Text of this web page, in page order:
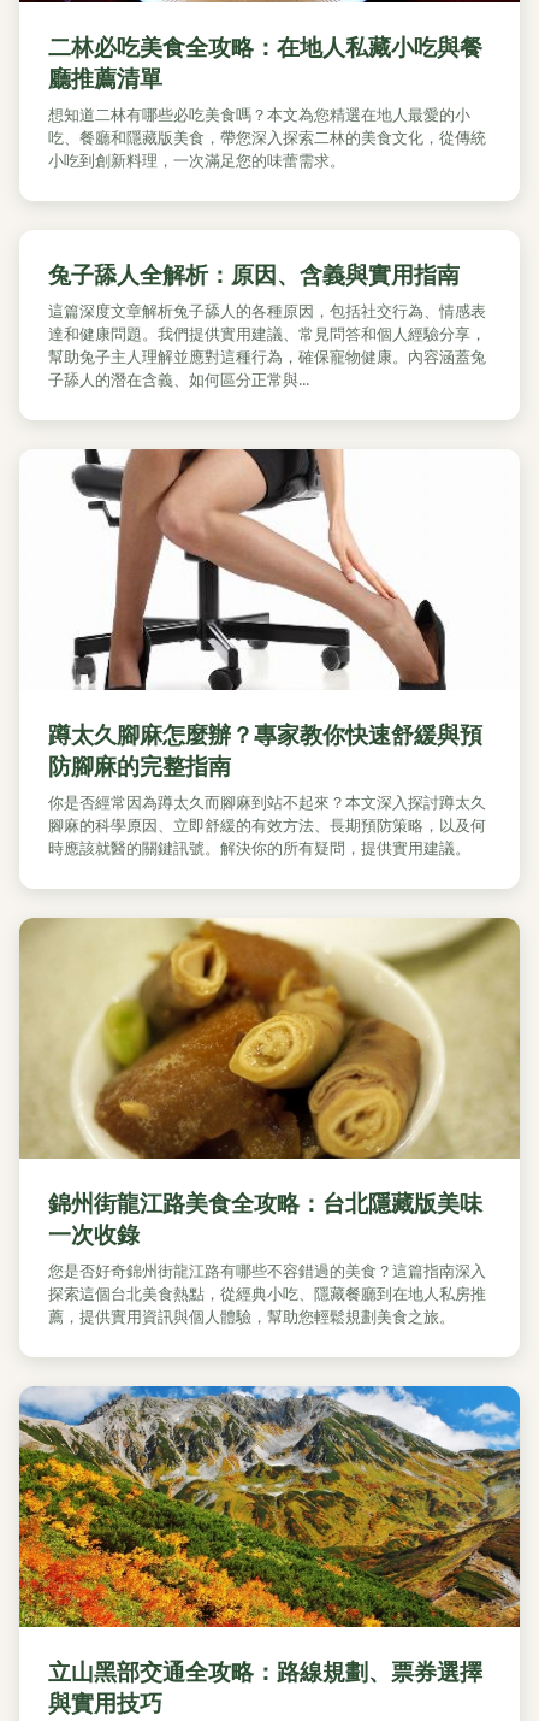
二林必吃美食全攻略：在地人私藏小吃與餐
廳推薦清單
想知道二林有哪些必吃美食嗎？本文為您精選在地人最愛的小
吃、餐廳和隱藏版美食，帶您深入探索二林的美食文化，從傳統
小吃到創新料理，一次滿足您的味蕾需求。
兔子舔人全解析：原因、含義與實用指南
這篇深度文章解析兔子舔人的各種原因，包括社交行為、情感表
達和健康問題。我們提供實用建議、常見問答和個人經驗分享，
幫助兔子主人理解並應對這種行為，確保寵物健康。內容涵蓋兔
子舔人的潛在含義、如何區分正常與...
蹲太久腳麻怎麼辦？專家教你快速舒緩與預
防腳麻的完整指南
你是否經常因為蹲太久而腳麻到站不起來？本文深入探討蹲太久
腳麻的科學原因、立即舒緩的有效方法、長期預防策略，以及何
時應該就醫的關鍵訊號。解決你的所有疑問，提供實用建議。
錦州街龍江路美食全攻略：台北隱藏版美味
一次收錄
您是否好奇錦州街龍江路有哪些不容錯過的美食？這篇指南深入
探索這個台北美食熱點，從經典小吃、隱藏餐廳到在地人私房推
薦，提供實用資訊與個人體驗，幫助您輕鬆規劃美食之旅。
立山黑部交通全攻略：路線規劃、票券選擇
與實用技巧